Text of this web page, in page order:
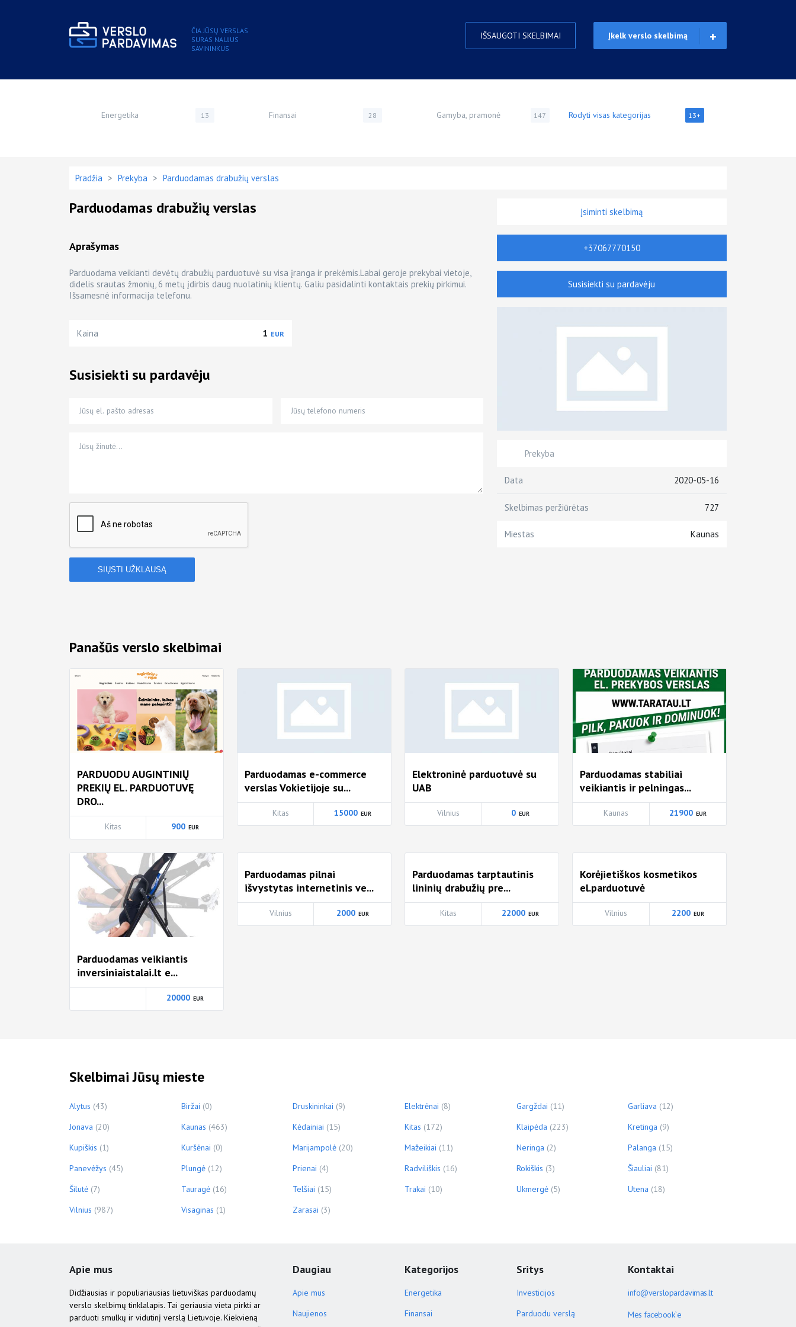
ČIA JŪSŲ VERSLAS
SURAS NAUJUS
SAVININKUS
IŠSAUGOTI SKELBIMAI Įkelk verslo skelbimą
Energetika 13 Finansai 28 Gamyba, pramonė 147 Rodyti visas kategorijas 13+
Pradžia > Prekyba > Parduodamas drabužių verslas
Parduodamas drabužių verslas Įsiminti skelbimą
+37067770150
Susisiekti su pardavėju
Prekyba
Data 2020-05-16
Skelbimas peržiūrėtas 727
Miestas Kaunas
Aprašymas
Parduodama veikianti devėtų drabužių parduotuvė su visa įranga ir prekėmis.Labai geroje prekybai vietoje,
didelis srautas žmonių, 6 metų įdirbis daug nuolatinių klientų. Galiu pasidalinti kontaktais prekių pirkimui.
Išsamesnė informacija telefonu.
Kaina 1 EUR
Susisiekti su pardavėju
Panašūs verslo skelbimai
PARDUODU AUGINTINIŲ
PREKIŲ EL. PARDUOTUVĘ
DRO...
Kitas 900
Parduodamas e-commerce
verslas Vokietijoje su...
Kitas 15000
Elektroninė parduotuvė su
UAB
Vilnius 0
Parduodamas stabiliai
veikiantis ir pelningas...
Kaunas 21900
Parduodamas veikiantis
inversiniaistalai.lt e...
20000
Parduodamas pilnai
išvystytas internetinis ve...
Vilnius 2000
Parduodamas tarptautinis
lininių drabužių pre...
Kitas 22000
Korėjietiškos kosmetikos
el.parduotuvė
Vilnius 2200
Skelbimai Jūsų mieste
Alytus (43) Biržai (0) Druskininkai (9) Elektrėnai (8) Gargždai (11) Garliava (12)
Jonava (20) Kaunas (463) Kėdainiai (15) Kitas (172) Klaipėda (223) Kretinga (9)
Kupiškis (1) Kuršėnai (0) Marijampolė (20) Mažeikiai (11) Neringa (2) Palanga (15)
Panevėžys (45) Plungė (12) Prienai (4) Radviliškis (16) Rokiškis (3) Šiauliai (81)
Šilutė (7) Tauragė (16) Telšiai (15) Trakai (10) Ukmergė (5) Utena (18)
Vilnius (987) Visaginas (1) Zarasai (3)
Apie mus
Didžiausias ir populiariausias lietuviškas parduodamų
verslo skelbimų tinklalapis. Tai geriausia vieta pirkti ar
parduoti smulkų ir vidutinį verslą Lietuvoje. Kiekvieną
Daugiau
Apie mus
Naujienos
Kategorijos
Energetika
Finansai
Sritys
Investicijos
Parduodu verslą
Kontaktai
info@verslopardavimas.lt
Mes facebook`e